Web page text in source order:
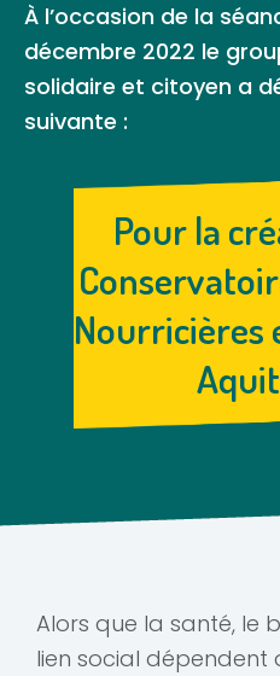
À l’occasion de la
décembre 2022 le
solidaire et citoyen a
suivante :
Pour la
Nourricières
Alors que la santé, le
lien social dépendent